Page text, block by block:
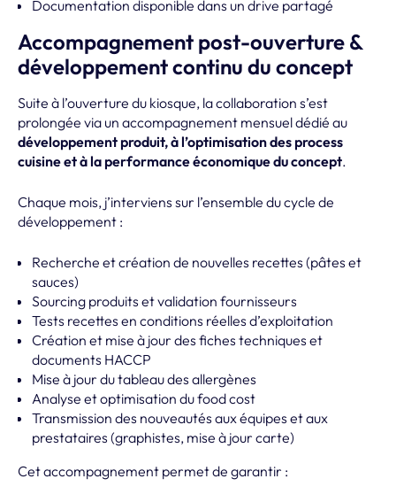
Documentation disponible dans un drive partagé
Accompagnement post-ouverture &
développement continu du concept
Suite à l’ouverture du kiosque, la collaboration s’est
prolongée via un accompagnement mensuel dédié au
développement produit, à l’optimisation des process
cuisine et à la performance économique du concept.
Chaque mois, j’interviens sur l’ensemble du cycle de
développement :
Recherche et création de nouvelles recettes (pâtes et
sauces)
Sourcing produits et validation fournisseurs
Tests recettes en conditions réelles d’exploitation
Création et mise à jour des fiches techniques et
documents HACCP
Mise à jour du tableau des allergènes
Analyse et optimisation du food cost
Transmission des nouveautés aux équipes et aux
prestataires (graphistes, mise à jour carte)
Cet accompagnement permet de garantir :